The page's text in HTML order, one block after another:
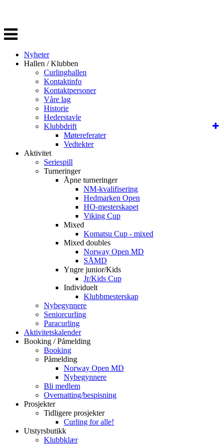
Veksle
navigasjon
Nyheter
Hallen / Klubben
Curlinghallen
Kontaktinfo
Kontaktpersoner
Våre lag
Historie
Hederstavle
Klubbdrift
Møtereferater
Vedtekter
Aktivitet
Seriespill
Turneringer
Åpne turneringer
NM-kvalifisering
Hedmarken Open
HO-mesterskapet
Viking Cup
Mixed
Komatsu Cup - mixed
Mixed doubles
Norway Open MD
SÅMD
Yngre junior/Kids
Jr/Kids Cup
Individuelt
Klubbmesterskap
Nybegynnere
Seniorcurling
Paracurling
Aktivitetskalender
Booking / Påmelding
Booking
Påmelding
Norway Open MD
Nybegynnere
Bli medlem
Overnatting/bespisning
Prosjekter
Tidligere prosjekter
Curling for alle!
Utstyrsbutikk
Klubbklær